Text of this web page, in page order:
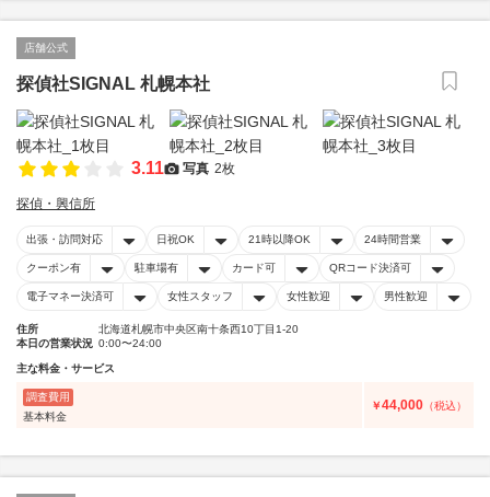
店舗公式
探偵社SIGNAL 札幌本社
3.11 写真 2枚
探偵・興信所
出張・訪問対応 日祝OK 21時以降OK 24時間営業
クーポン有 駐車場有 カード可 QRコード決済可
電子マネー決済可 女性スタッフ 女性歓迎 男性歓迎
住所
北海道札幌市中央区南十条西10丁目1-20
本日の営業状況 0:00〜24:00
主な料金・サービス
調査費用
基本料金
￥44,000 （税込）